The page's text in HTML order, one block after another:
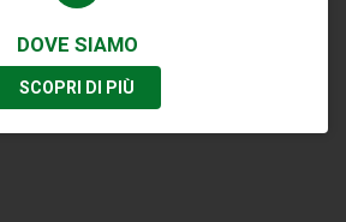
DOVE SIAMO
SCOPRI DI PIÙ